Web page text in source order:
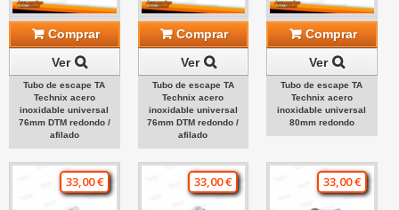
Comprar
Ver
Tubo de escape TA
Technix acero
inoxidable universal
76mm DTM redondo /
afilado
Comprar
Ver
Tubo de escape TA
Technix acero
inoxidable universal
76mm DTM redondo /
afilado
Comprar
Ver
Tubo de escape TA
Technix acero
inoxidable universal
80mm redondo
33,00 € 33,00 € 33,00 €